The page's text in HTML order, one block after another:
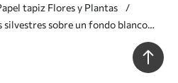
tapiz Flores y Plantas
silvestres sobre un fondo blanco